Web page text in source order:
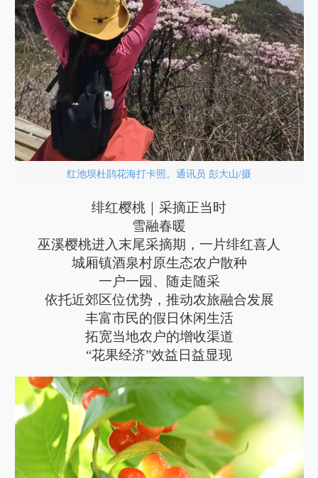
红池坝杜鹃花海打卡照。通讯员 彭大山/摄
绯红樱桃｜采摘正当时
雪融春暖
巫溪樱桃进入末尾采摘期，一片绯红喜人
城厢镇酒泉村原生态农户散种
一户一园、随走随采
依托近郊区位优势，推动农旅融合发展
丰富市民的假日休闲生活
拓宽当地农户的增收渠道
“花果经济”效益日益显现